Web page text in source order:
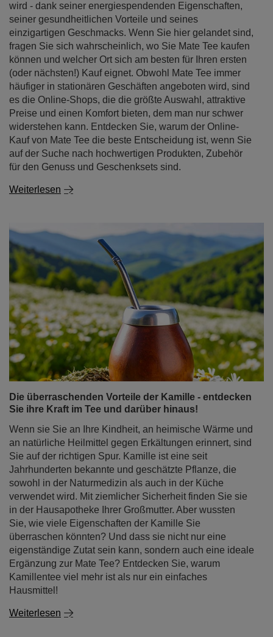
wird - dank seiner energiespendenden Eigenschaften,
seiner gesundheitlichen Vorteile und seines
einzigartigen Geschmacks. Wenn Sie hier gelandet sind,
fragen Sie sich wahrscheinlich, wo Sie Mate Tee kaufen
können und welcher Ort sich am besten für Ihren ersten
(oder nächsten!) Kauf eignet. Obwohl Mate Tee immer
häufiger in stationären Geschäften angeboten wird, sind
es die Online-Shops, die die größte Auswahl, attraktive
Preise und einen Komfort bieten, dem man nur schwer
widerstehen kann. Entdecken Sie, warum der Online-
Kauf von Mate Tee die beste Entscheidung ist, wenn Sie
auf der Suche nach hochwertigen Produkten, Zubehör
für den Genuss und Geschenksets sind.
Weiterlesen
Die überraschenden Vorteile der Kamille - entdecken
Sie ihre Kraft im Tee und darüber hinaus!
Wenn sie Sie an Ihre Kindheit, an heimische Wärme und
an natürliche Heilmittel gegen Erkältungen erinnert, sind
Sie auf der richtigen Spur. Kamille ist eine seit
Jahrhunderten bekannte und geschätzte Pflanze, die
sowohl in der Naturmedizin als auch in der Küche
verwendet wird. Mit ziemlicher Sicherheit finden Sie sie
in der Hausapotheke Ihrer Großmutter. Aber wussten
Sie, wie viele Eigenschaften der Kamille Sie
überraschen könnten? Und dass sie nicht nur eine
eigenständige Zutat sein kann, sondern auch eine ideale
Ergänzung zur Mate Tee? Entdecken Sie, warum
Kamillentee viel mehr ist als nur ein einfaches
Hausmittel!
Weiterlesen